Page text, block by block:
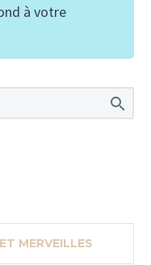
à votre

MERVEILLES